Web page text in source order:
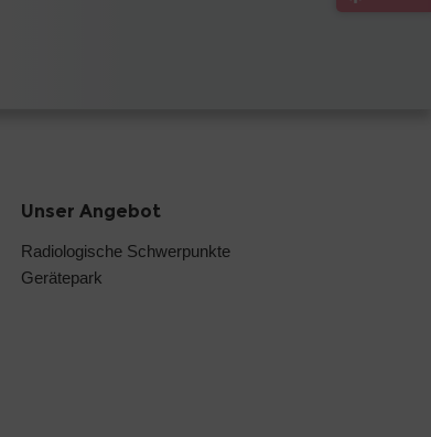
Unser Angebot
Radiologische Schwerpunkte
Gerätepark